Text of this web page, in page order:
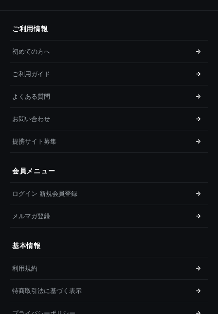
ご利用情報
初めての方へ
ご利用ガイド
よくある質問
お問い合わせ
提携サイト募集
会員メニュー
ログイン 新規会員登録
メルマガ登録
基本情報
利用規約
特商取引法に基づく表示